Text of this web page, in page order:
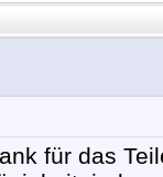
für das